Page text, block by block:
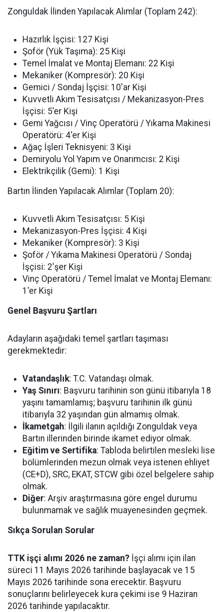
Zonguldak İlinden Yapılacak Alımlar (Toplam 242):
Hazırlık İşçisi: 127 Kişi
Şoför (Yük Taşıma): 25 Kişi
Temel İmalat ve Montaj Elemanı: 22 Kişi
Mekaniker (Kompresör): 20 Kişi
Gemici / Sondaj İşçisi: 10'ar Kişi
Kuvvetli Akım Tesisatçısı / Mekanizasyon-Pres
İşçisi: 5'er Kişi
Gemi Yağcısı / Vinç Operatörü / Yıkama Makinesi
Operatörü: 4'er Kişi
Ağaç İşleri Teknisyeni: 3 Kişi
Demiryolu Yol Yapım ve Onarımcısı: 2 Kişi
Elektrikçilik (Gemi): 1 Kişi
Bartın İlinden Yapılacak Alımlar (Toplam 20):
Kuvvetli Akım Tesisatçısı: 5 Kişi
Mekanizasyon-Pres İşçisi: 4 Kişi
Mekaniker (Kompresör): 3 Kişi
Şoför / Yıkama Makinesi Operatörü / Sondaj
İşçisi: 2'şer Kişi
Vinç Operatörü / Temel İmalat ve Montaj Elemanı:
1'er Kişi
Genel Başvuru Şartları
Adayların aşağıdaki temel şartları taşıması
gerekmektedir:
Vatandaşlık: T.C. Vatandaşı olmak.
Yaş Sınırı: Başvuru tarihinin son günü itibarıyla 18
yaşını tamamlamış; başvuru tarihinin ilk günü
itibarıyla 32 yaşından gün almamış olmak.
İkametgah: İlgili ilanın açıldığı Zonguldak veya
Bartın illerinden birinde ikamet ediyor olmak.
Eğitim ve Sertifika: Tabloda belirtilen mesleki lise
bölümlerinden mezun olmak veya istenen ehliyet
(CE+D), SRC, EKAT, STCW gibi özel belgelere sahip
olmak.
Diğer: Arşiv araştırmasına göre engel durumu
bulunmamak ve sağlık muayenesinden geçmek.
Sıkça Sorulan Sorular
TTK işçi alımı 2026 ne zaman? İşçi alımı için ilan
süreci 11 Mayıs 2026 tarihinde başlayacak ve 15
Mayıs 2026 tarihinde sona erecektir. Başvuru
sonuçlarını belirleyecek kura çekimi ise 9 Haziran
2026 tarihinde yapılacaktır.